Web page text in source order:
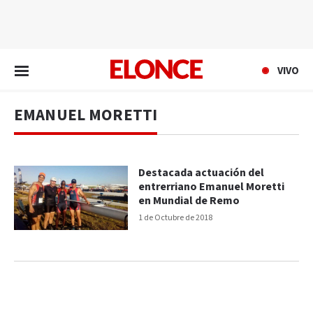
VIVO
EMANUEL MORETTI
1 de Octubre de 2018
Destacada actuación del
entrerriano Emanuel Moretti
en Mundial de Remo